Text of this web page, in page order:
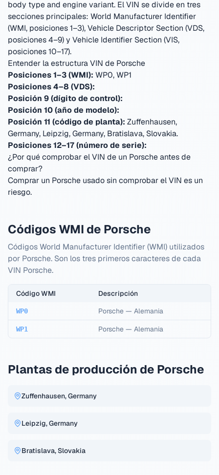
body type and engine variant. El VIN se divide en tres
secciones principales: World Manufacturer Identifier
(WMI, posiciones 1–3), Vehicle Descriptor Section (VDS,
posiciones 4–9) y Vehicle Identifier Section (VIS,
posiciones 10–17).
Entender la estructura VIN de Porsche
Posiciones 1–3 (WMI): WP0, WP1
Posiciones 4–8 (VDS):
Posición 9 (dígito de control):
Posición 10 (año de modelo):
Posición 11 (código de planta): Zuffenhausen,
Germany, Leipzig, Germany, Bratislava, Slovakia.
Posiciones 12–17 (número de serie):
¿Por qué comprobar el VIN de un Porsche antes de
comprar?
Comprar un Porsche usado sin comprobar el VIN es un
riesgo.
Códigos WMI de Porsche
Códigos World Manufacturer Identifier (WMI) utilizados
por Porsche. Son los tres primeros caracteres de cada
VIN Porsche.
Código WMI Descripción
WP0 Porsche — Alemania
WP1 Porsche — Alemania
Plantas de producción de Porsche
Zuffenhausen, Germany
Leipzig, Germany
Bratislava, Slovakia